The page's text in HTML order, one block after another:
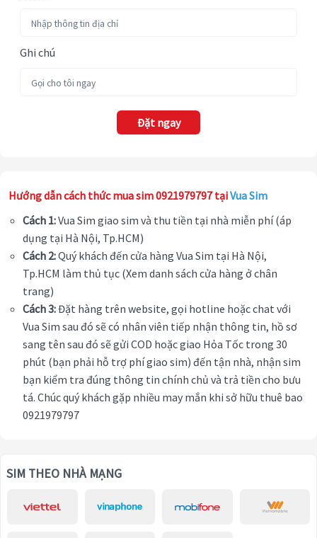
Ghi chú
Đặt ngay
Hướng dẫn cách thức mua sim 0921979797 tạiVua Sim
Cách 1:Vua Sim giao sim và thu tiền tại nhà miễn phí (áp
dụng tại Hà Nội, Tp.HCM)
Cách 2:Quý khách đến cửa hàng Vua Sim tại Hà Nội,
Tp.HCM làm thủ tục (Xem danh sách cửa hàng ở chân
trang)
Cách 3:Đặt hàng trên website, gọi hotline hoặc chat với
Vua Sim sau đó sẽ có nhân viên tiếp nhận thông tin, hồ sơ
sang tên sau đó sẽ gửi COD hoặc giao Hỏa Tốc trong 30
phút (bạn phải hỗ trợ phí giao sim) đến tận nhà, nhận sim
bạn kiểm tra đúng thông tin chính chủ và trả tiền cho bưu
tá. Chúc quý khách gặp nhiều may mắn khi sở hữu thuê bao
0921979797
SIM THEO NHÀ MẠNG